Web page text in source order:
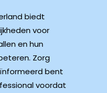
biedt
voor
en hun
Zorg
bent
voordat